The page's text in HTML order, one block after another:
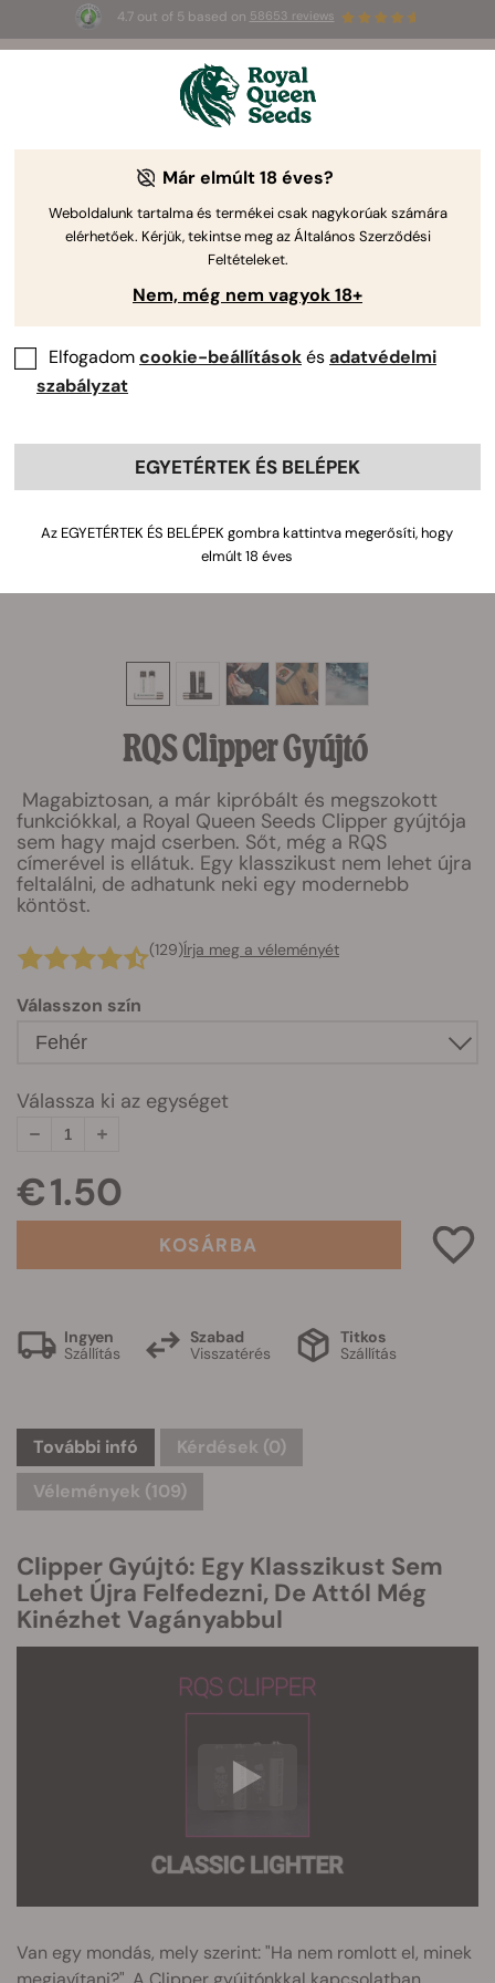
4.7 out of 5 based on 58653 reviews
Summer Sales: până la 50% reducere
la produsele selectate! ⏤
RQS Clipper Gyújtó
Magabiztosan, a már kipróbált és megszokott
funkciókkal, a Royal Queen Seeds Clipper gyújtója
sem hagy majd cserben. Sőt, még a RQS
címerével is ellátuk. Egy klasszikust nem lehet újra
feltalálni, de adhatunk neki egy modernebb
köntöst.
(129)Írja meg a véleményét
Válasszon szín
Válassza ki az egységet
€ 1.50
KOSÁRBA
Ingyen
Szállítás
Szabad
Visszatérés
Titkos
Szállítás
További infó Kérdések (0)
Vélemények (109)
Clipper Gyújtó: Egy Klasszikust Sem
Lehet Újra Felfedezni, De Attól Még
Kinézhet Vagányabbul
Van egy mondás, mely szerint: "Ha nem romlott el, minek
Már elmúlt 18 éves?
Weboldalunk tartalma és termékei csak nagykorúak számára
elérhetőek. Kérjük, tekintse meg az Általános Szerződési
Feltételeket.
Nem, még nem vagyok 18+
Elfogadomcookie-beállításokésadatvédelmi
szabályzat
EGYETÉRTEK ÉS BELÉPEK
Az EGYETÉRTEK ÉS BELÉPEK gombra kattintva megerősíti, hogy
elmúlt 18 éves